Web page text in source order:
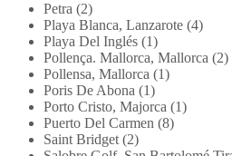
Petra (2)
Playa Blanca, Lanzarote (4)
Playa Del Inglés (1)
Pollença. Mallorca, Mallorca (2)
Pollensa, Mallorca (1)
Poris De Abona (1)
Porto Cristo, Majorca (1)
Puerto Del Carmen (8)
Saint Bridget (2)